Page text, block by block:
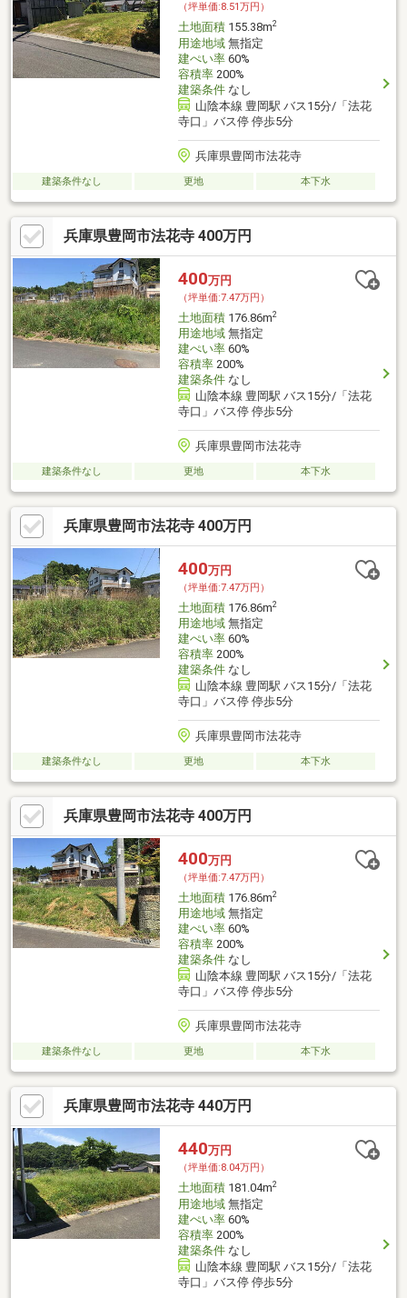
（坪単価:8.51万円）
土地面積155.38m2
用途地域無指定
建ぺい率60%
容積率200%
建築条件なし
山陰本線 豊岡駅 バス15分/「法花
寺口」バス停 停歩5分
兵庫県豊岡市法花寺
建築条件なし 更地 本下水
兵庫県豊岡市法花寺 400万円
400万円
（坪単価:7.47万円）
土地面積176.86m2
用途地域無指定
建ぺい率60%
容積率200%
建築条件なし
山陰本線 豊岡駅 バス15分/「法花
寺口」バス停 停歩5分
兵庫県豊岡市法花寺
建築条件なし 更地 本下水
兵庫県豊岡市法花寺 400万円
400万円
（坪単価:7.47万円）
土地面積176.86m2
用途地域無指定
建ぺい率60%
容積率200%
建築条件なし
山陰本線 豊岡駅 バス15分/「法花
寺口」バス停 停歩5分
兵庫県豊岡市法花寺
建築条件なし 更地 本下水
兵庫県豊岡市法花寺 400万円
400万円
（坪単価:7.47万円）
土地面積176.86m2
用途地域無指定
建ぺい率60%
容積率200%
建築条件なし
山陰本線 豊岡駅 バス15分/「法花
寺口」バス停 停歩5分
兵庫県豊岡市法花寺
建築条件なし 更地 本下水
兵庫県豊岡市法花寺 440万円
440万円
（坪単価:8.04万円）
土地面積181.04m2
用途地域無指定
建ぺい率60%
容積率200%
建築条件なし
山陰本線 豊岡駅 バス15分/「法花
寺口」バス停 停歩5分